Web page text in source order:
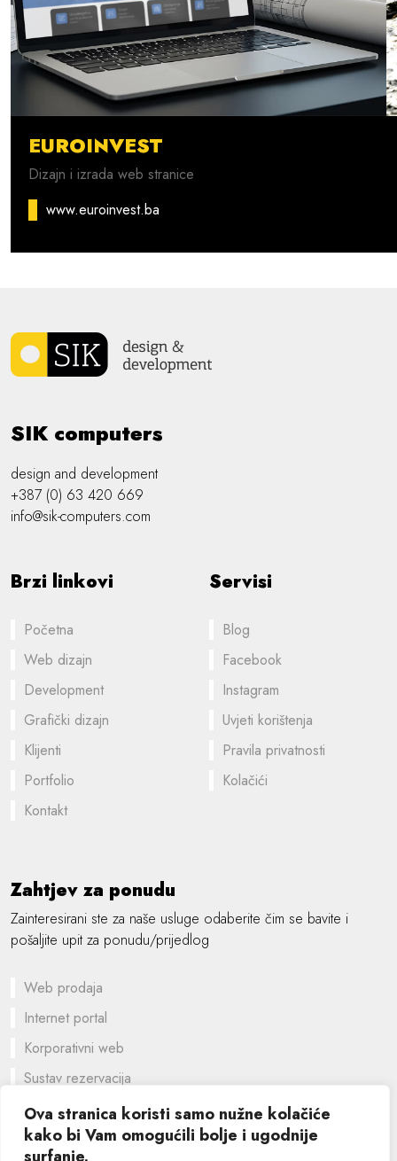
Ova stranica koristi samo nužne kolačiće
kako bi Vam omogućili bolje i ugodnije
EUROINVEST
Dizajn i izrada web stranice
www.euroinvest.ba
SIK computers
design and development
+387 (0) 63 420 669
info@sik-computers.com
Brzi linkovi
Početna
Web dizajn
Development
Grafički dizajn
Klijenti
Portfolio
Kontakt
Servisi
Blog
Facebook
Instagram
Uvjeti korištenja
Pravila privatnosti
Kolačići
Zahtjev za ponudu
Zainteresirani ste za naše usluge odaberite čim se bavite i
pošaljite upit za ponudu/prijedlog
Web prodaja
Internet portal
Korporativni web
Sustav rezervacija
Prilagođeno rješenje
Grafički dizajn